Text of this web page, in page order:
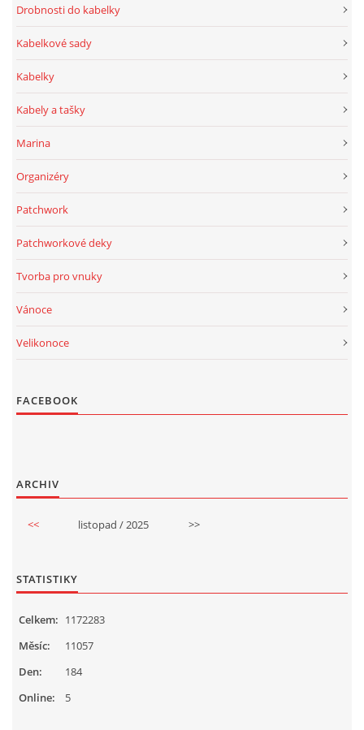
Drobnosti do kabelky
Kabelkové sady
Kabelky
Kabely a tašky
Marina
Organizéry
Patchwork
Patchworkové deky
Tvorba pro vnuky
Vánoce
Velikonoce
FACEBOOK
ARCHIV
<< listopad / 2025 >>
STATISTIKY
Online: 5
Celkem: 1172283
Měsíc:
11057
Den:
184